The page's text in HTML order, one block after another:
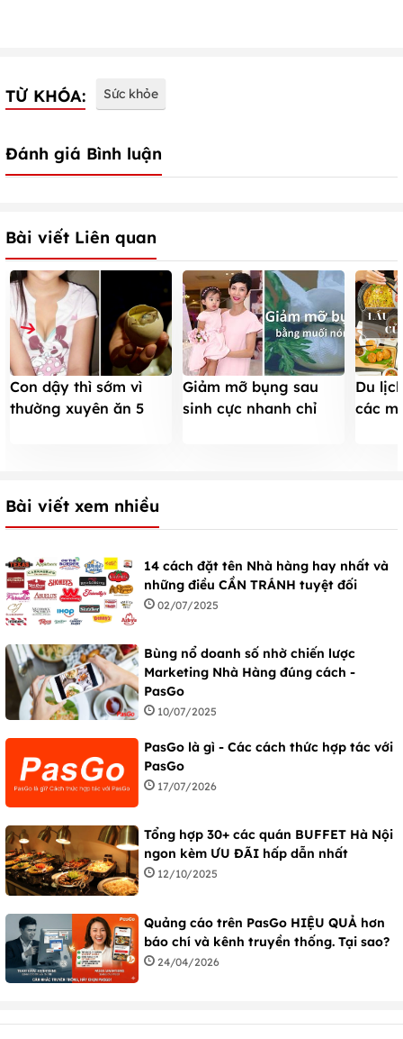
TỪ KHÓA: Sức khỏe
Đánh giá Bình luận
Bài viết Liên quan
Con dậy thì sớm vì
thường xuyên ăn 5
Giảm mỡ bụng sau
sinh cực nhanh chỉ
Du
các
Bài viết xem nhiều
14 cách đặt tên Nhà hàng hay nhất và
những điều CẦN TRÁNH tuyệt đối
02/07/2025
Bùng nổ doanh số nhờ chiến lược
Marketing Nhà Hàng đúng cách -
PasGo
10/07/2025
PasGo là gì - Các cách thức hợp tác với
PasGo
17/07/2026
Tổng hợp 30+ các quán BUFFET Hà Nội
ngon kèm ƯU ĐÃI hấp dẫn nhất
12/10/2025
Quảng cáo trên PasGo HIỆU QUẢ hơn
báo chí và kênh truyền thống. Tại sao?
24/04/2026